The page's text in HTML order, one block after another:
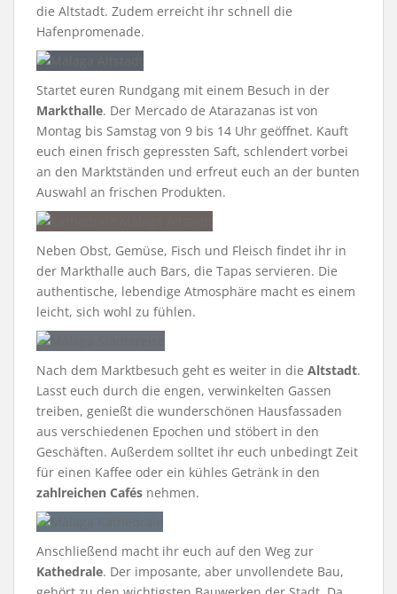
die Altstadt. Zudem erreicht ihr schnell die
Hafenpromenade.
Startet euren Rundgang mit einem Besuch in der
Markthalle. Der Mercado de Atarazanas ist von
Montag bis Samstag von 9 bis 14 Uhr geöffnet. Kauft
euch einen frisch gepressten Saft, schlendert vorbei
an den Marktständen und erfreut euch an der bunten
Auswahl an frischen Produkten.
Neben Obst, Gemüse, Fisch und Fleisch findet ihr in
der Markthalle auch Bars, die Tapas servieren. Die
authentische, lebendige Atmosphäre macht es einem
leicht, sich wohl zu fühlen.
Nach dem Marktbesuch geht es weiter in die Altstadt.
Lasst euch durch die engen, verwinkelten Gassen
treiben, genießt die wunderschönen Hausfassaden
aus verschiedenen Epochen und stöbert in den
Geschäften. Außerdem solltet ihr euch unbedingt Zeit
für einen Kaffee oder ein kühles Getränk in den
zahlreichen Cafés nehmen.
Anschließend macht ihr euch auf den Weg zur
Kathedrale. Der imposante, aber unvollendete Bau,